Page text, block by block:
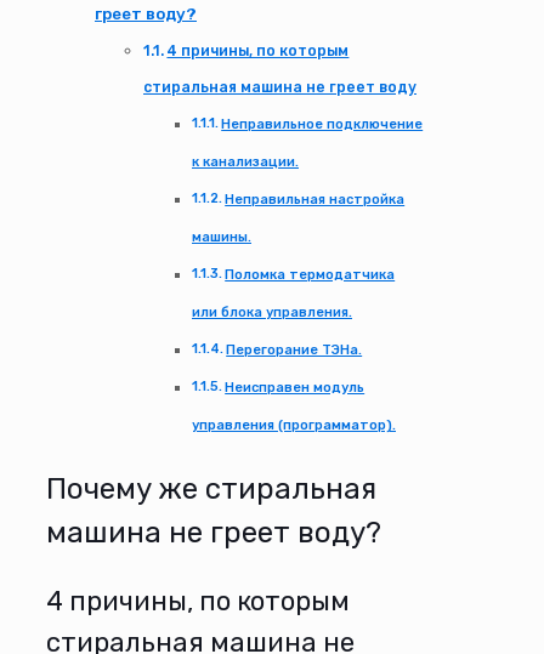
греет воду?
4 причины, по которым
стиральная машина не греет воду
Неправильное подключение
к канализации.
Неправильная настройка
машины.
Поломка термодатчика
или блока управления.
Перегорание ТЭНа.
Неисправен модуль
управления (программатор).
Почему же стиральная
машина не греет воду?
4 причины, по которым
стиральная машина не